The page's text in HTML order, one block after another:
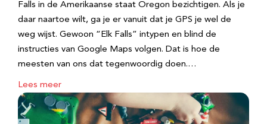
Falls in de Amerikaanse staat Oregon bezichtigen. Als je
daar naartoe wilt, ga je er vanuit dat je GPS je wel de
weg wijst. Gewoon “Elk Falls” intypen en blind de
instructies van Google Maps volgen. Dat is hoe de
meesten van ons dat tegenwoordig doen.…
Lees meer